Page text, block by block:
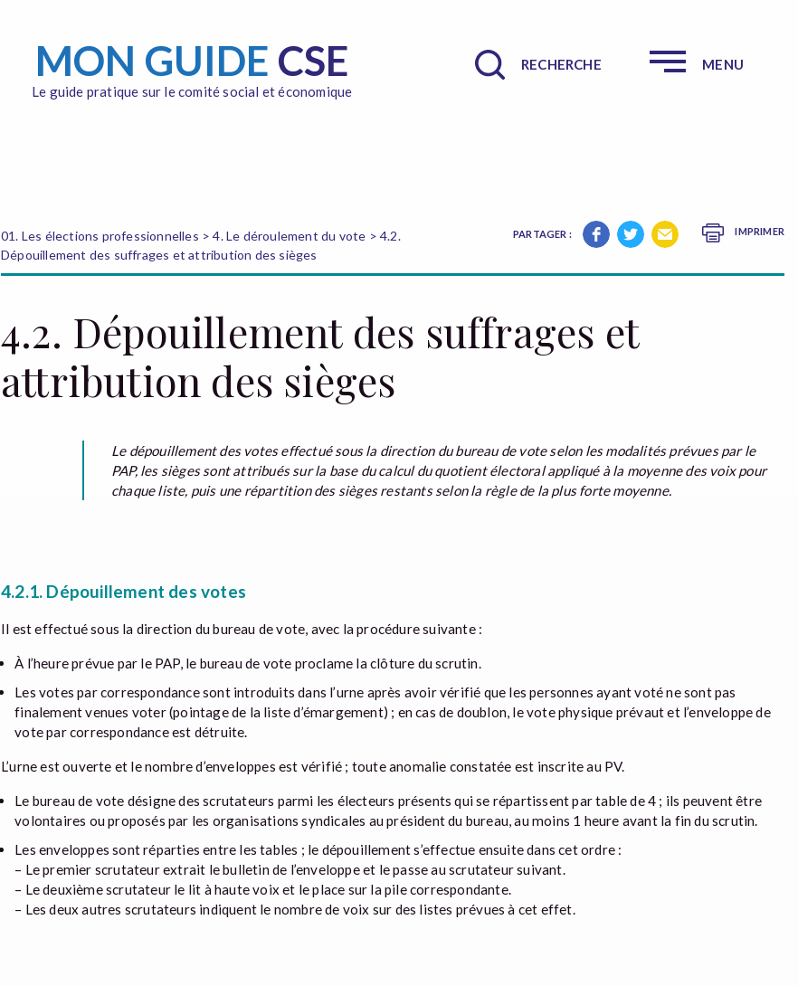
MON GUIDE CSE
Le guide pratique sur le comité social et économique
RECHERCHE MENU
01. Les élections professionnelles > 4. Le déroulement du vote > 4.2.
Dépouillement des suffrages et attribution des sièges
PARTAGER : IMPRIMER
4.2. Dépouillement des suffrages et
attribution des sièges
Le dépouillement des votes effectué sous la direction du bureau de vote selon les modalités prévues par le
PAP, les sièges sont attribués sur la base du calcul du quotient électoral appliqué à la moyenne des voix pour
chaque liste, puis une répartition des sièges restants selon la règle de la plus forte moyenne.
4.2.1. Dépouillement des votes
Il est effectué sous la direction du bureau de vote, avec la procédure suivante :
À l’heure prévue par le PAP, le bureau de vote proclame la clôture du scrutin.
Les votes par correspondance sont introduits dans l’urne après avoir vérifié que les personnes ayant voté ne sont pas
finalement venues voter (pointage de la liste d’émargement) ; en cas de doublon, le vote physique prévaut et l’enveloppe de
vote par correspondance est détruite.
L’urne est ouverte et le nombre d’enveloppes est vérifié ; toute anomalie constatée est inscrite au PV.
Le bureau de vote désigne des scrutateurs parmi les électeurs présents qui se répartissent par table de 4 ; ils peuvent être
volontaires ou proposés par les organisations syndicales au président du bureau, au moins 1 heure avant la fin du scrutin.
Les enveloppes sont réparties entre les tables ; le dépouillement s’effectue ensuite dans cet ordre :
– Le premier scrutateur extrait le bulletin de l’enveloppe et le passe au scrutateur suivant.
– Le deuxième scrutateur le lit à haute voix et le place sur la pile correspondante.
– Les deux autres scrutateurs indiquent le nombre de voix sur des listes prévues à cet effet.